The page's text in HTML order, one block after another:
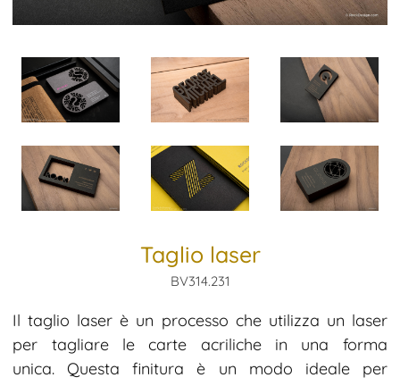
Taglio laser
BV314.231
Il taglio laser è un processo che utilizza un laser
per tagliare le carte acriliche in una forma
unica. Questa finitura è un modo ideale per